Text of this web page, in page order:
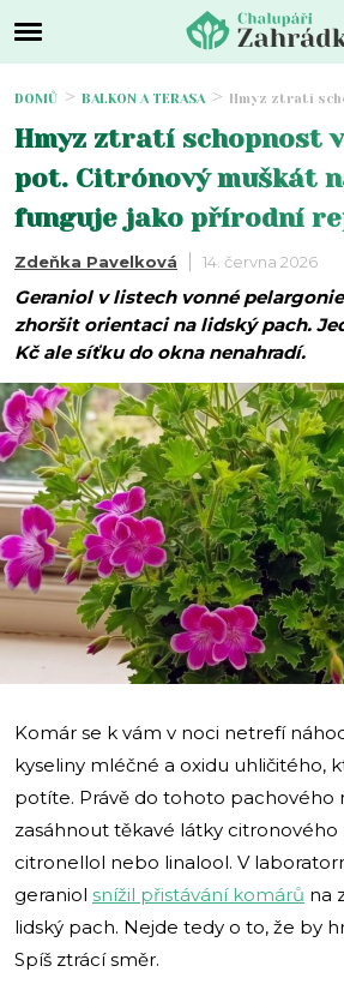
DOMŮ BALKON A TERASA Hmyz ztratí
Hmyz ztratí schopnost
pot. Citrónový muškát
funguje jako přírodní
Zdeňka Pavelková 14. června 2026
Geraniol v listech vonné
zhoršit orientaci na lidský pach.
Kč ale síťku do okna nenahradí.
Komár se k vám v noci netrefí
kyseliny mléčné a oxidu uhličitého,
potíte. Právě do tohoto pachového
zasáhnout těkavé látky citronového
citronellol nebo linalool. V
geraniol snížil přistávání komárů na
lidský pach. Nejde tedy o to, že by
Spíš ztrácí směr.